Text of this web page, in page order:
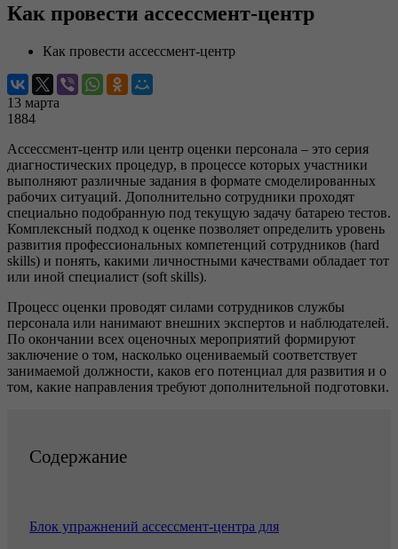
Как провести ассессмент-центр
Как провести ассессмент-центр
13 марта
1884
Ассессмент-центр или центр оценки персонала – это серия
диагностических процедур, в процессе которых участники
выполняют различные задания в формате смоделированных
рабочих ситуаций. Дополнительно сотрудники проходят
специально подобранную под текущую задачу батарею тестов.
Комплексный подход к оценке позволяет определить уровень
развития профессиональных компетенций сотрудников (hard
skills) и понять, какими личностными качествами обладает тот
или иной специалист (soft skills).
Процесс оценки проводят силами сотрудников службы
персонала или нанимают внешних экспертов и наблюдателей.
По окончании всех оценочных мероприятий формируют
заключение о том, насколько оцениваемый соответствует
занимаемой должности, каков его потенциал для развития и о
том, какие направления требуют дополнительной подготовки.
Содержание
Блок упражнений ассессмент-центра для